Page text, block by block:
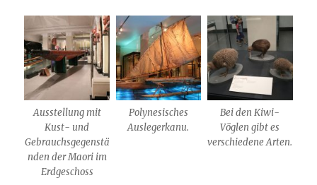
Ausstellung mit
Kust- und
Gebrauchsgegenstä
nden der Maori im
Erdgeschoss
Polynesisches
Auslegerkanu.
Bei den Kiwi-
Vöglen gibt es
verschiedene Arten.